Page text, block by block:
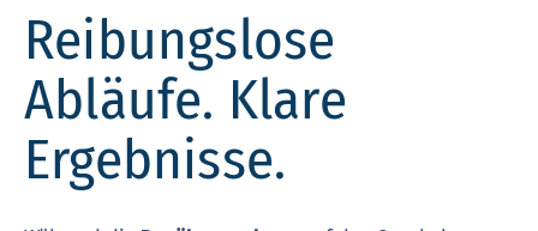
Reibungslose
Abläufe. Klare
Ergebnisse.